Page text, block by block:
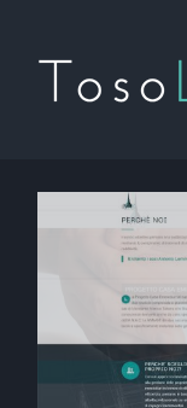
contenuto